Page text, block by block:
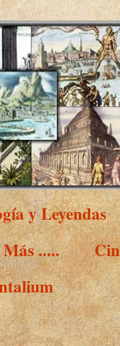
y Leyendas
.....